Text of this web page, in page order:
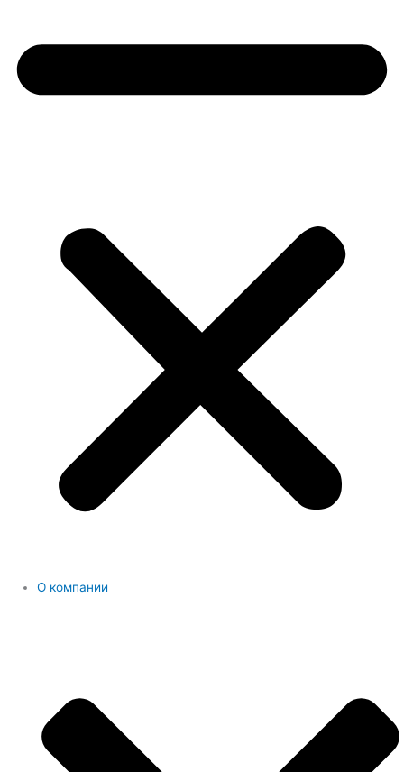
О компании